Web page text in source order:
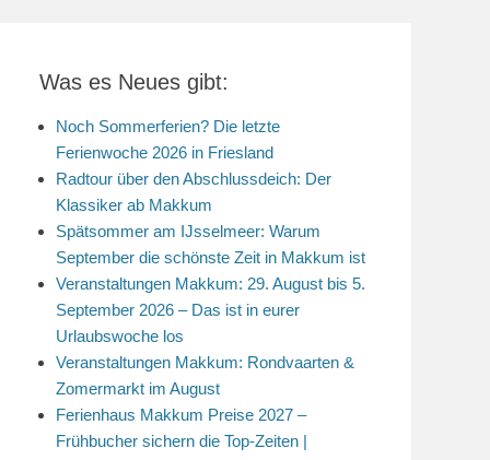
Was es Neues gibt:
Noch Sommerferien? Die letzte
Ferienwoche 2026 in Friesland
Radtour über den Abschlussdeich: Der
Klassiker ab Makkum
Spätsommer am IJsselmeer: Warum
September die schönste Zeit in Makkum ist
Veranstaltungen Makkum: 29. August bis 5.
September 2026 – Das ist in eurer
Urlaubswoche los
Veranstaltungen Makkum: Rondvaarten &
Zomermarkt im August
Ferienhaus Makkum Preise 2027 –
Frühbucher sichern die Top-Zeiten |